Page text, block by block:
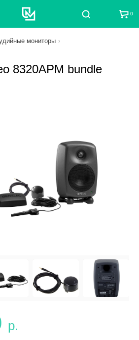
Поиск 0
мониторы
8320APM bundle
р.